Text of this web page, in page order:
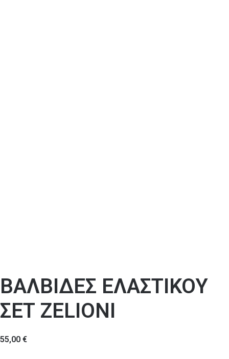
ΒΑΛΒΙΔΕΣ ΕΛΑΣΤΙΚΟΥ
ΣΕΤ ZELIONI
55,00 €